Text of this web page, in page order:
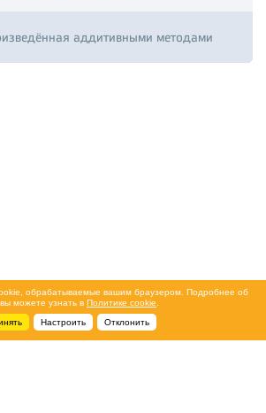
аддитивными методами
обрабатываемые вашим браузером. Подробнее об
можете узнать в Политике cookie
Настроить Отклонить